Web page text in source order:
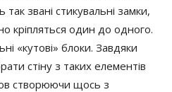
звані стикувальні замки,
кріпляться один до одного.
«кутові» блоки. Завдяки
стіну з таких елементів
створюючи щось з